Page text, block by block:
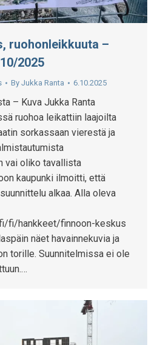
ruohonleikkuuta –
2025
By Jukka Ranta 6.10.2025
– Kuva Jukka Ranta
ruohoa leikattiin laajoilta
sorkassaan vierestä ja
vai oliko tavallista
kaupunki ilmoitti, että
alkaa. Alla oleva
fi/hankkeet/finnoon-keskus
näet havainnekuvia ja
torille. Suunnitelmissa ei ole